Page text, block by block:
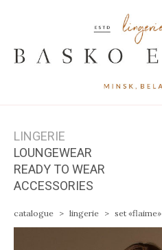
CATALOGUE
LINGERIE
LOUNGEWEAR
READY TO WEAR
ACCESSORIES
catalogue > lingerie > set «flaime»